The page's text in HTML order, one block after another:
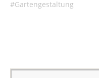
Gartengestaltung